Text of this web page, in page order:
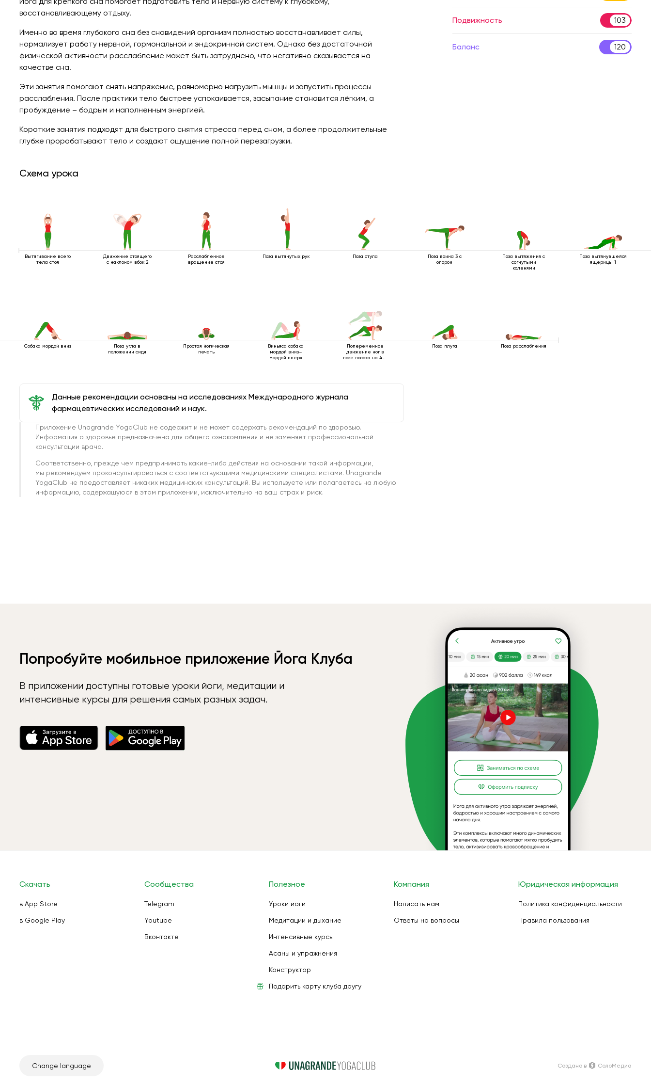
восстанавливающему отдыху.
Именно во время глубокого сна без сновидений организм полностью восстанавливает силы,
нормализует работу нервной, гормональной и эндокринной систем. Однако без достаточной
физической активности расслабление может быть затруднено, что негативно сказывается на
качестве сна.
Эти занятия помогают снять напряжение, равномерно нагрузить мышцы и запустить процессы
расслабления. После практики тело быстрее успокаивается, засыпание становится лёгким, а
пробуждение – бодрым и наполненным энергией.
Короткие занятия подходят для быстрого снятия стресса перед сном, а более продолжительные
глубже прорабатывают тело и создают ощущение полной перезагрузки.
Подвижность 103
Баланс 120
Схема урока
Вытягивание всего
тела стоя
Движение стоящего
с наклоном вбок 2
Расслабленное
вращение стоя
Поза вытянутых рук Поза стула
Поза воина 3 с
опорой
Поза вытяжения с
согнутыми
коленями
Поза вытянувшейся
ящерицы 1
Собака мордой вниз
Поза угла в
положении сидя
Простая йогическая
печать
Виньяса собака
мордой вниз–
мордой вверх
Попеременное
движение ног в
позе посоха на 4-х
Поза плуга Поза расслабления
Данные рекомендации основаны на исследованиях Международного журнала
фармацевтических исследований и наук.
Приложение Unagrande YogaClub не содержит и не может содержать рекомендаций по здоровью.
Информация о здоровье предназначена для общего ознакомления и не заменяет профессиональной
консультации врача.
Соответственно, прежде чем предпринимать какие-либо действия на основании такой информации,
мы рекомендуем проконсультироваться с соответствующими медицинскими специалистами. Unagrande
YogaClub не предоставляет никаких медицинских консультаций. Вы используете или полагаетесь на любую
информацию, содержащуюся в этом приложении, исключительно на ваш страх и риск.
Попробуйте мобильное приложение Йога Клуба
В приложении доступны готовые уроки йоги, медитации и
интенсивные курсы для решения самых разных задач.
Скачать
в App Store
в Google Play
Сообщества
Telegram
Youtube
Вконтакте
Полезное
Уроки йоги
Медитации и дыхание
Интенсивные курсы
Асаны и упражнения
Конструктор
Подарить карту клуба другу
Компания
Написать нам
Ответы на вопросы
Юридическая информация
Политика конфиденциальности
Правила пользования
Change language Создано в СолоМедиа